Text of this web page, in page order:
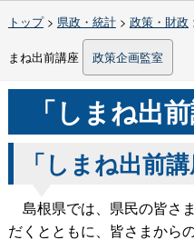
トップ> 県政・統計> 政策・財政
まね出前講座 政策企画監室
「しまね出
「しまね出前
島根県では、県民の皆さ
だくとともに、皆さまから